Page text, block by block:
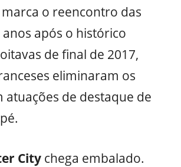
o reencontro das
após o histórico
de final de 2017,
eliminaram os
atuações de destaque de
City chega embalado.